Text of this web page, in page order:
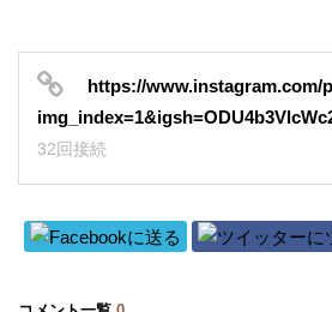
https://www.instagram.com/
32回接続